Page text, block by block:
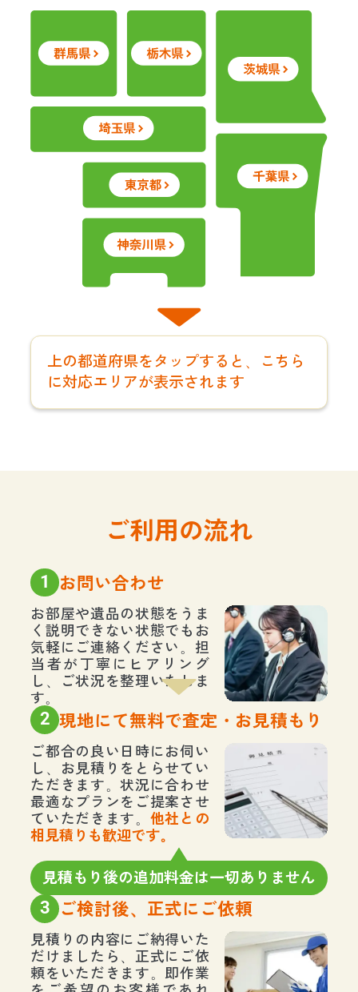
上の都道府県をタップすると、こちら
に対応エリアが表示されます
ご利用の流れ
1 お問い合わせ
お部屋や遺品の状態をうま
く説明できない状態でもお
気軽にご連絡ください。担
当者が丁寧にヒアリング
し、ご状況を整理いたしま
す。
2 現地にて無料で査定・お見積もり
ご都合の良い日時にお伺い
し、お見積りをとらせてい
ただきます。状況に合わせ
最適なプランをご提案させ
ていただきます。 他社との
相見積りも歓迎です。
見積もり後の追加料金は一切ありません
3 ご検討後、正式にご依頼
見積りの内容にご納得いた
だけましたら、正式にご依
頼をいただきます。即作業